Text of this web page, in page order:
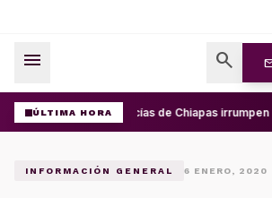
menu search
ÚLTIMA HORAPolicías de Chiapas
INFORMACIÓN GENERAL 6 ENERO, 2020